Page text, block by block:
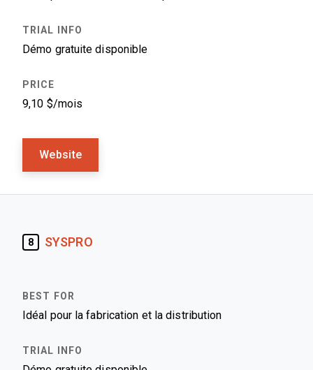
Démo gratuite disponible
9,10 $/mois
Website
8 SYSPRO
Idéal pour la fabrication et la distribution